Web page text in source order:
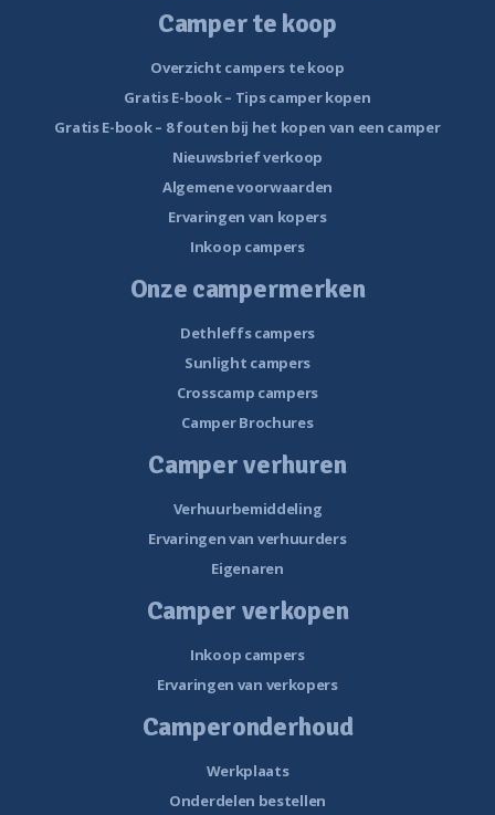
Camper te koop
Overzicht campers te koop
Gratis E-book – Tips camper kopen
Gratis E-book – 8 fouten bij het kopen van een camper
Nieuwsbrief verkoop
Algemene voorwaarden
Ervaringen van kopers
Inkoop campers
Onze campermerken
Dethleffs campers
Sunlight campers
Crosscamp campers
Camper Brochures
Camper verhuren
Verhuurbemiddeling
Ervaringen van verhuurders
Eigenaren
Camper verkopen
Inkoop campers
Ervaringen van verkopers
Camperonderhoud
Werkplaats
Onderdelen bestellen